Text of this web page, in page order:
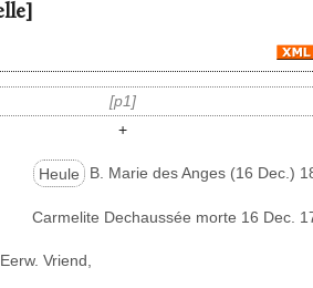
p1
+
Heule B. Marie des Anges (16 Dec.)
Carmelite Dechaussée morte 16 Dec.
Vriend,